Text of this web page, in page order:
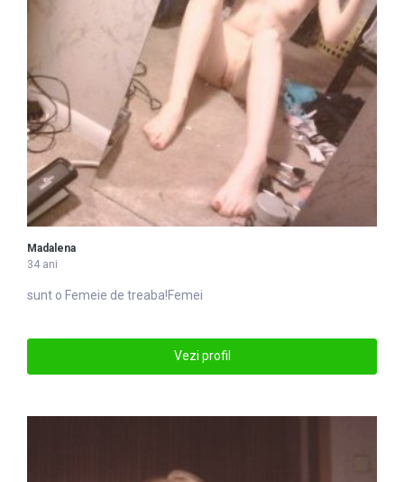
Madalena
34 ani
sunt o Femeie de treaba!Femei
Vezi profil